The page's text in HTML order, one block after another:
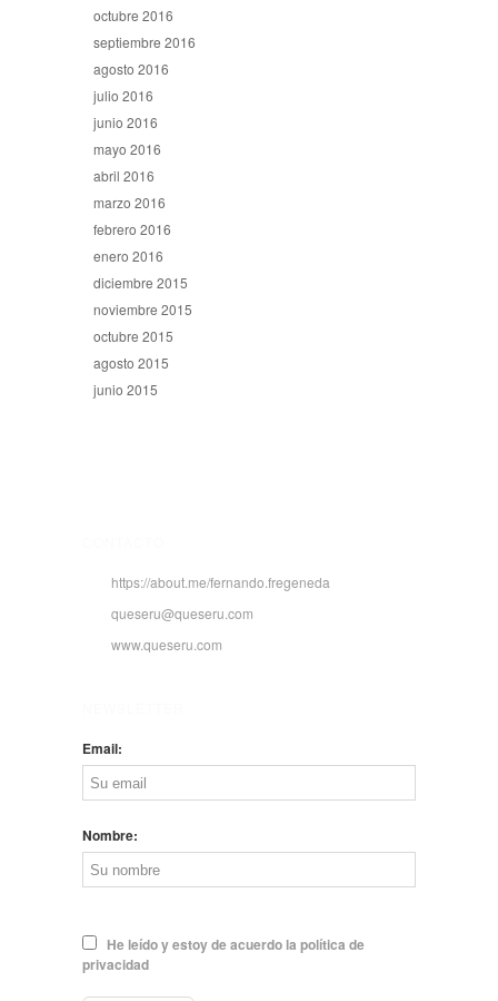
octubre 2016
septiembre 2016
agosto 2016
julio 2016
junio 2016
mayo 2016
abril 2016
marzo 2016
febrero 2016
enero 2016
diciembre 2015
noviembre 2015
octubre 2015
agosto 2015
junio 2015
https://about.me/fernando.fregeneda
queseru@queseru.com
www.queseru.com
Email:
Nombre:
He leído y estoy de acuerdo la política de
privacidad